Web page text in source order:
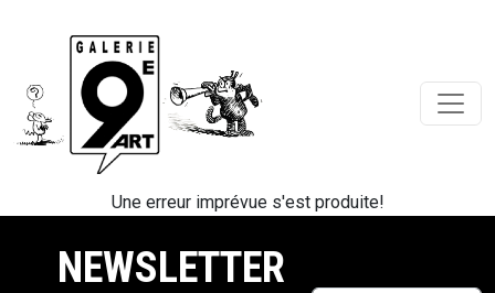
Une erreur imprévue s'est produite!
NEWSLETTER